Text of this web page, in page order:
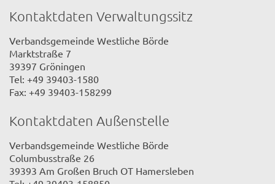
Kontaktdaten Verwaltungssitz
Verbandsgemeinde Westliche Börde
Marktstraße 7
39397 Gröningen
Tel: +49 39403-1580
Fax: +49 39403-158299
Kontaktdaten Außenstelle
Verbandsgemeinde Westliche Börde
Columbusstraße 26
39393 Am Großen Bruch OT Hamersleben